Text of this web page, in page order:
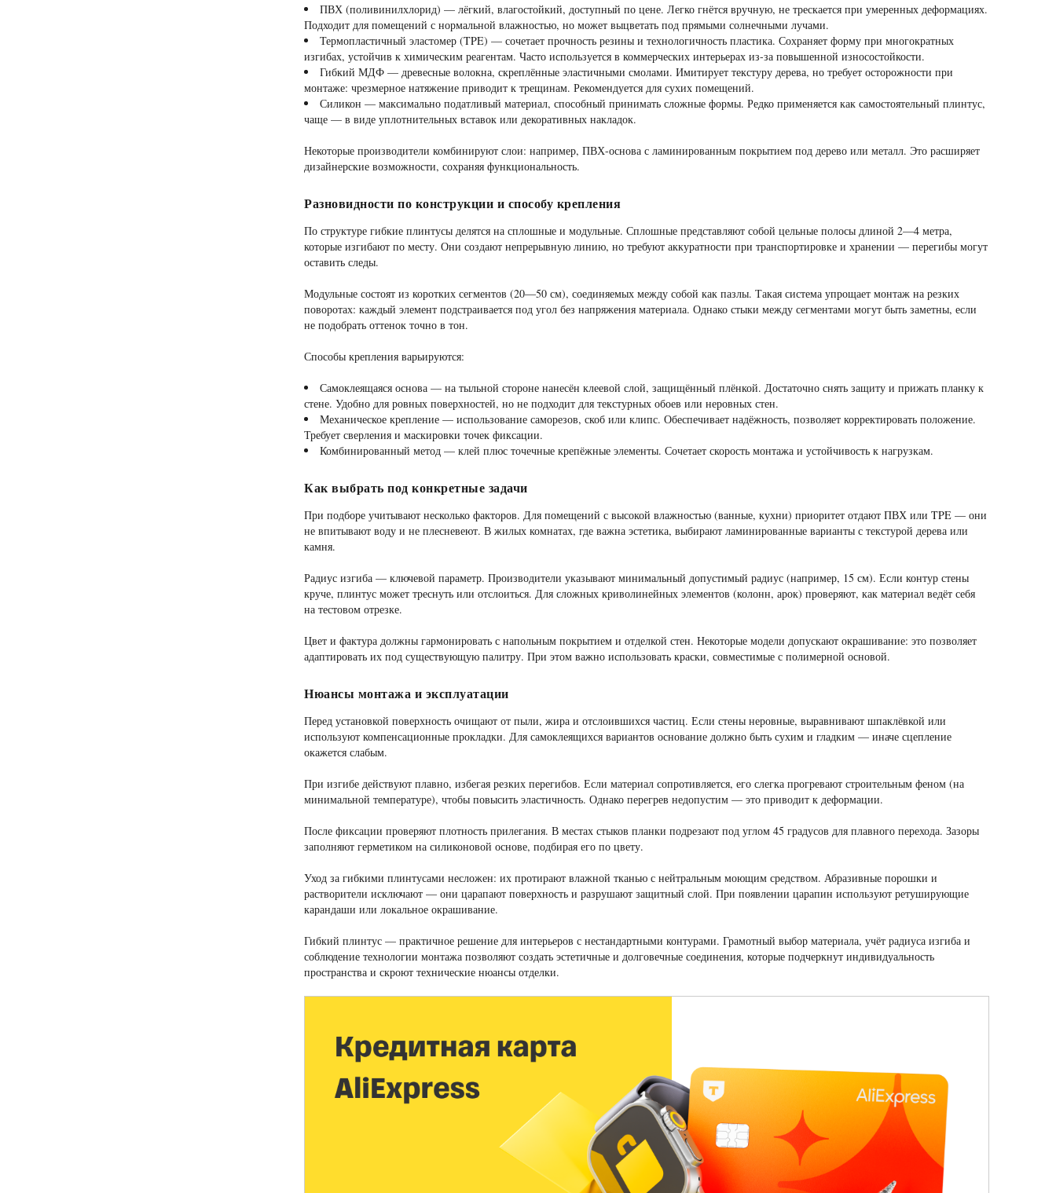
ПВХ (поливинилхлорид) — лёгкий, влагостойкий, доступный по цене. Легко гнётся вручную, не трескается при умеренных деформациях.
Подходит для помещений с нормальной влажностью, но может выцветать под прямыми солнечными лучами.
Термопластичный эластомер (TPE) — сочетает прочность резины и технологичность пластика. Сохраняет форму при многократных
изгибах, устойчив к химическим реагентам. Часто используется в коммерческих интерьерах из-за повышенной износостойкости.
Гибкий МДФ — древесные волокна, скреплённые эластичными смолами. Имитирует текстуру дерева, но требует осторожности при
монтаже: чрезмерное натяжение приводит к трещинам. Рекомендуется для сухих помещений.
Силикон — максимально податливый материал, способный принимать сложные формы. Редко применяется как самостоятельный плинтус,
чаще — в виде уплотнительных вставок или декоративных накладок.
Некоторые производители комбинируют слои: например, ПВХ-основа с ламинированным покрытием под дерево или металл. Это расширяет
дизайнерские возможности, сохраняя функциональность.
Разновидности по конструкции и способу крепления
По структуре гибкие плинтусы делятся на сплошные и модульные. Сплошные представляют собой цельные полосы длиной 2—4 метра,
которые изгибают по месту. Они создают непрерывную линию, но требуют аккуратности при транспортировке и хранении — перегибы могут
оставить следы.
Модульные состоят из коротких сегментов (20—50 см), соединяемых между собой как пазлы. Такая система упрощает монтаж на резких
поворотах: каждый элемент подстраивается под угол без напряжения материала. Однако стыки между сегментами могут быть заметны, если
не подобрать оттенок точно в тон.
Способы крепления варьируются:
Самоклеящаяся основа — на тыльной стороне нанесён клеевой слой, защищённый плёнкой. Достаточно снять защиту и прижать планку к
стене. Удобно для ровных поверхностей, но не подходит для текстурных обоев или неровных стен.
Механическое крепление — использование саморезов, скоб или клипс. Обеспечивает надёжность, позволяет корректировать положение.
Требует сверления и маскировки точек фиксации.
Комбинированный метод — клей плюс точечные крепёжные элементы. Сочетает скорость монтажа и устойчивость к нагрузкам.
Как выбрать под конкретные задачи
При подборе учитывают несколько факторов. Для помещений с высокой влажностью (ванные, кухни) приоритет отдают ПВХ или TPE — они
не впитывают воду и не плесневеют. В жилых комнатах, где важна эстетика, выбирают ламинированные варианты с текстурой дерева или
камня.
Радиус изгиба — ключевой параметр. Производители указывают минимальный допустимый радиус (например, 15 см). Если контур стены
круче, плинтус может треснуть или отслоиться. Для сложных криволинейных элементов (колонн, арок) проверяют, как материал ведёт себя
на тестовом отрезке.
Цвет и фактура должны гармонировать с напольным покрытием и отделкой стен. Некоторые модели допускают окрашивание: это позволяет
адаптировать их под существующую палитру. При этом важно использовать краски, совместимые с полимерной основой.
Нюансы монтажа и эксплуатации
Перед установкой поверхность очищают от пыли, жира и отслоившихся частиц. Если стены неровные, выравнивают шпаклёвкой или
используют компенсационные прокладки. Для самоклеящихся вариантов основание должно быть сухим и гладким — иначе сцепление
окажется слабым.
При изгибе действуют плавно, избегая резких перегибов. Если материал сопротивляется, его слегка прогревают строительным феном (на
минимальной температуре), чтобы повысить эластичность. Однако перегрев недопустим — это приводит к деформации.
После фиксации проверяют плотность прилегания. В местах стыков планки подрезают под углом 45 градусов для плавного перехода. Зазоры
заполняют герметиком на силиконовой основе, подбирая его по цвету.
Уход за гибкими плинтусами несложен: их протирают влажной тканью с нейтральным моющим средством. Абразивные порошки и
растворители исключают — они царапают поверхность и разрушают защитный слой. При появлении царапин используют ретуширующие
карандаши или локальное окрашивание.
Гибкий плинтус — практичное решение для интерьеров с нестандартными контурами. Грамотный выбор материала, учёт радиуса изгиба и
соблюдение технологии монтажа позволяют создать эстетичные и долговечные соединения, которые подчеркнут индивидуальность
пространства и скроют технические нюансы отделки.